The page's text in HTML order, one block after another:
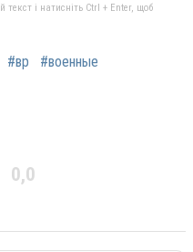
текст і натисніть Ctrl + Enter, щоб
#вр #военные
0,0